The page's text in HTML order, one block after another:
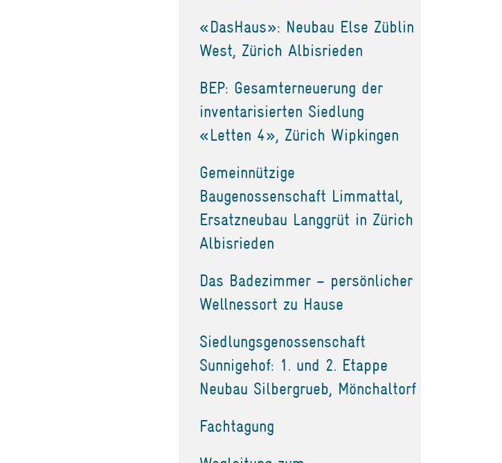
«DasHaus»: Neubau Else Züblin
West, Zürich Albisrieden
BEP: Gesamterneuerung der
inventarisierten Siedlung
«Letten 4», Zürich Wipkingen
Gemeinnützige
Baugenossenschaft Limmattal,
Ersatzneubau Langgrüt in Zürich
Albisrieden
Das Badezimmer – persönlicher
Wellnessort zu Hause
Siedlungsgenossenschaft
Sunnigehof: 1. und 2. Etappe
Neubau Silbergrueb, Mönchaltorf
Fachtagung